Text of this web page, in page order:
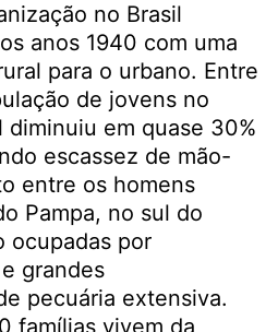
no Brasil
anos 1940 com uma
para o urbano. Entre
de jovens no
diminuiu em quase 30%
escassez de mão-
entre os homens
Pampa, no sul do
ocupadas por
grandes
pecuária extensiva.
famílias vivem da